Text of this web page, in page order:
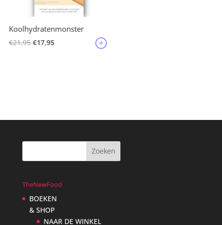
Koolhydratenmonster
€21,95 Oorspronkelijke
€17,95Huidige
TheNewFood
BOEKEN
& SHOP
NAAR DE WINKEL